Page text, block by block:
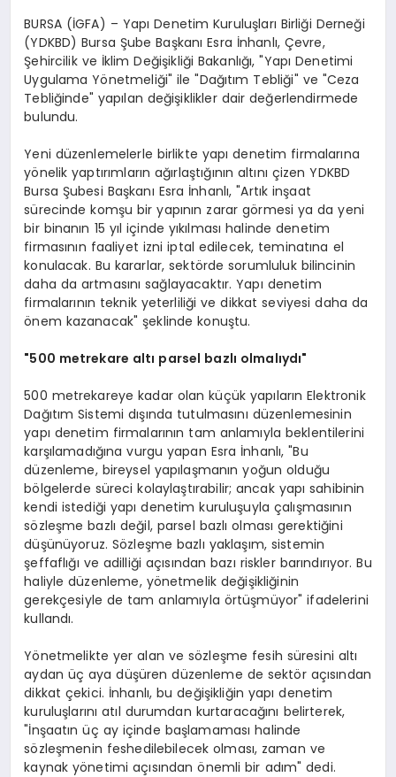
BURSA (İGFA) – Yapı Denetim Kuruluşları Birliği Derneği
(YDKBD) Bursa Şube Başkanı Esra İnhanlı, Çevre,
Şehircilik ve İklim Değişikliği Bakanlığı, "Yapı Denetimi
Uygulama Yönetmeliği" ile "Dağıtım Tebliği" ve "Ceza
Tebliğinde" yapılan değişiklikler dair değerlendirmede
bulundu.
Yeni düzenlemelerle birlikte yapı denetim firmalarına
yönelik yaptırımların ağırlaştığının altını çizen YDKBD
Bursa Şubesi Başkanı Esra İnhanlı, "Artık inşaat
sürecinde komşu bir yapının zarar görmesi ya da yeni
bir binanın 15 yıl içinde yıkılması halinde denetim
firmasının faaliyet izni iptal edilecek, teminatına el
konulacak. Bu kararlar, sektörde sorumluluk bilincinin
daha da artmasını sağlayacaktır. Yapı denetim
firmalarının teknik yeterliliği ve dikkat seviyesi daha da
önem kazanacak" şeklinde konuştu.
"500 metrekare altı parsel bazlı olmalıydı"
500 metrekareye kadar olan küçük yapıların Elektronik
Dağıtım Sistemi dışında tutulmasını düzenlemesinin
yapı denetim firmalarının tam anlamıyla beklentilerini
karşılamadığına vurgu yapan Esra İnhanlı, "Bu
düzenleme, bireysel yapılaşmanın yoğun olduğu
bölgelerde süreci kolaylaştırabilir; ancak yapı sahibinin
kendi istediği yapı denetim kuruluşuyla çalışmasının
sözleşme bazlı değil, parsel bazlı olması gerektiğini
düşünüyoruz. Sözleşme bazlı yaklaşım, sistemin
şeffaflığı ve adilliği açısından bazı riskler barındırıyor. Bu
haliyle düzenleme, yönetmelik değişikliğinin
gerekçesiyle de tam anlamıyla örtüşmüyor" ifadelerini
kullandı.
Yönetmelikte yer alan ve sözleşme fesih süresini altı
aydan üç aya düşüren düzenleme de sektör açısından
dikkat çekici. İnhanlı, bu değişikliğin yapı denetim
kuruluşlarını atıl durumdan kurtaracağını belirterek,
"İnşaatın üç ay içinde başlamaması halinde
sözleşmenin feshedilebilecek olması, zaman ve
kaynak yönetimi açısından önemli bir adım" dedi.